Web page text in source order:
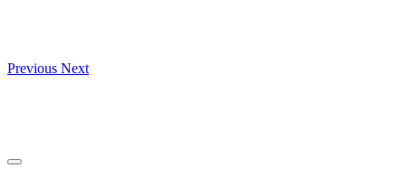
Previous Next